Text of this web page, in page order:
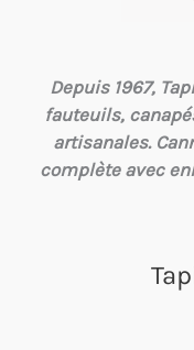
Depuis 1967,
fauteuils,
artisanales.
complète avec